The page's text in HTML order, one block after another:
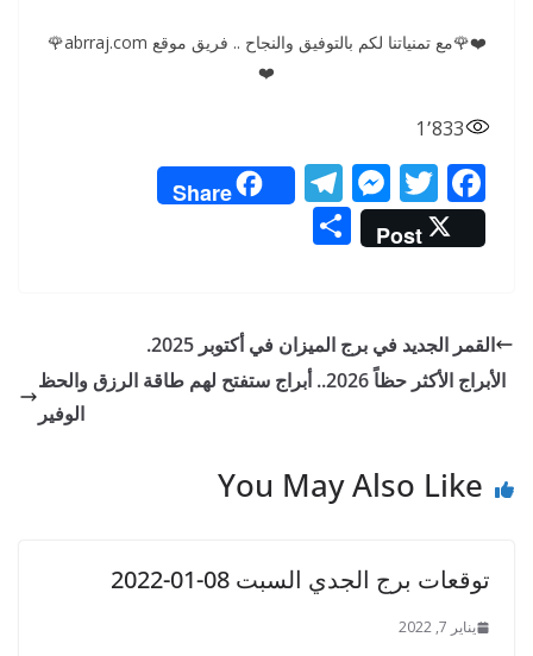
❤️🌹مع تمنياتنا لكم بالتوفيق والنجاح .. فريق موقع abrraj.com🌹
❤️
1٬833
F
ac
e
o
o
T
w
itt
M
e
ss
n
g
T
el
a
m
Share
Post
e
القمر الجديد في برج الميزان في أكتوبر 2025.
الأبراج الأكثر حظاً 2026.. أبراج ستفتح لهم طاقة الرزق والحظ
الوفير
You May Also Like
توقعات برج الجدي السبت 08-01-2022
يناير 7, 2022